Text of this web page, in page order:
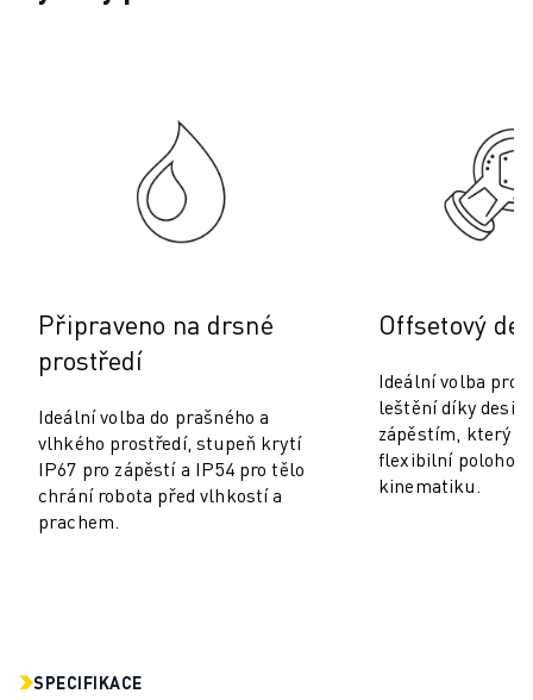
ROBOCUT SOFTWARE
PREVENTIVNÍ ÚDRŽBA ROBOCUT
UDRŽITELNOST ROBOCUT
CHYTRÁ TOVÁRNÍ ŘEŠENÍ PRO ZVÝŠENÍ EFEKTIVITY VÝROBY (IOT)
REGISTRACE PRODUKTU " PORTÁL FANUC
PŘÍPADOVÉ STUDIE
ODVĚTVÍ
ODVĚTVÍ
LETECTVÍ
AUTOMOBILOVÝ PRŮMYSL
PLASTY
Připraveno na drsné
prostředí
Ideální volba do prašného a
vlhkého prostředí, stupeň krytí
IP67 pro zápěstí a IP54 pro tělo
chrání robota před vlhkostí a
prachem.
Offsetový
Ideální volba pro
leštění díky
zápěstím, který
flexibilní
kinematiku.
SPECIFIKACE